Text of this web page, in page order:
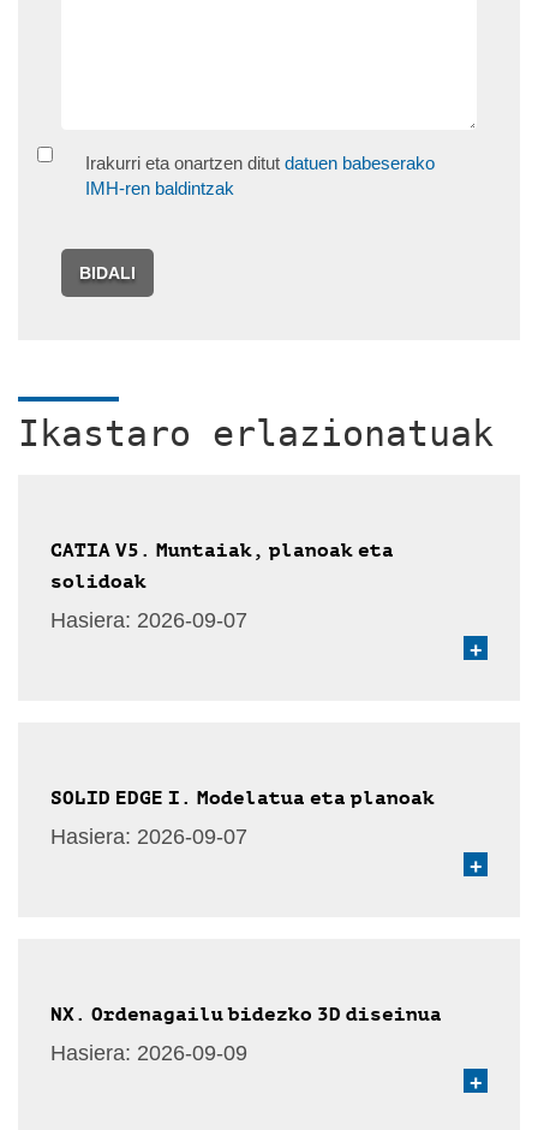
Irakurri eta onartzen ditut datuen babeserako
IMH-ren baldintzak
BIDALI
Ikastaro erlazionatuak
CATIA V5. Muntaiak, planoak eta
solidoak
Hasiera: 2026-09-07
+
SOLID EDGE I. Modelatua eta planoak
Hasiera: 2026-09-07
+
NX. Ordenagailu bidezko 3D diseinua
Hasiera: 2026-09-09
+